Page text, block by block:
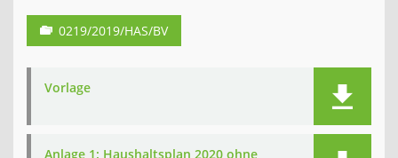
0219/2019/HAS/BV
Vorlage
Anlage 1: Haushaltsplan 2020 ohne